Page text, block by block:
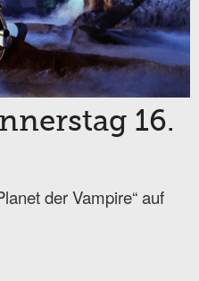
16.
der Vampire“ auf